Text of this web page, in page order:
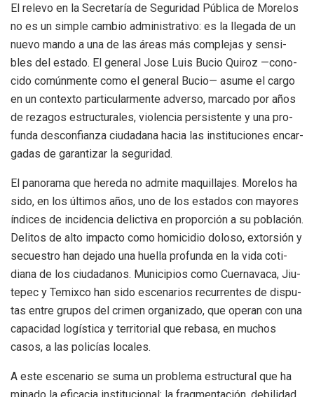
El relevo en la Secre­ta­ría de Segu­ri­dad Pública de More­los
no es un sim­ple cam­bio admi­nis­tra­tivo: es la lle­gada de un
nuevo mando a una de las áreas más com­ple­jas y sen­si­
bles del estado. El gene­ral Jose Luis Bucio Qui­roz —cono­
cido común­mente como el gene­ral Bucio— asume el cargo
en un con­texto par­ti­cu­lar­mente adverso, mar­cado por años
de reza­gos estruc­tu­ra­les, vio­len­cia per­sis­tente y una pro­
funda des­con­fianza ciu­da­dana hacia las ins­ti­tu­cio­nes encar­
ga­das de garan­ti­zar la segu­ri­dad.
El pano­rama que hereda no admite maqui­lla­jes. More­los ha
sido, en los últi­mos años, uno de los esta­dos con mayo­res
índi­ces de inci­den­cia delic­tiva en pro­por­ción a su pobla­ción.
Deli­tos de alto impacto como homi­ci­dio doloso, extor­sión y
secues­tro han dejado una hue­lla pro­funda en la vida coti­
diana de los ciu­da­da­nos. Muni­ci­pios como Cuer­na­vaca, Jiu­
te­pec y Temixco han sido esce­na­rios recu­rren­tes de dis­pu­
tas entre gru­pos del cri­men orga­ni­zado, que ope­ran con una
capa­ci­dad logís­tica y terri­to­rial que rebasa, en muchos
casos, a las poli­cías loca­les.
A este esce­na­rio se suma un pro­blema estruc­tu­ral que ha